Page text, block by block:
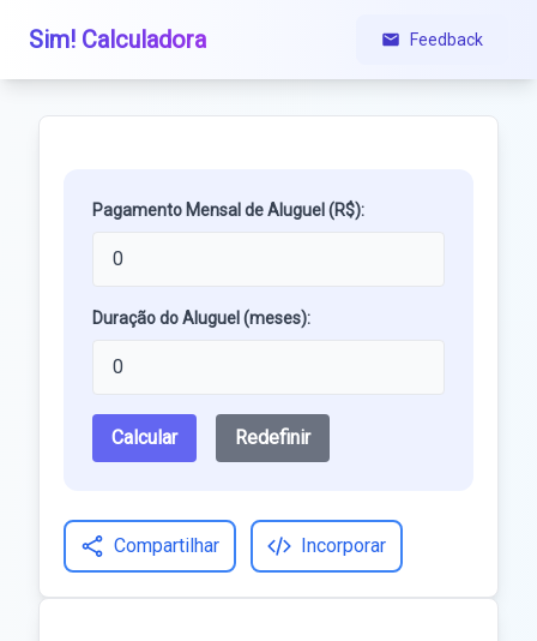
Sim! Calculadora Feedback
Pagamento Mensal de Aluguel (R$):
Duração do Aluguel (meses):
Calcular Redefinir
Compartilhar Incorporar